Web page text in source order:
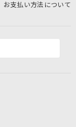
や電車内で
るようで何
お支払い方法について